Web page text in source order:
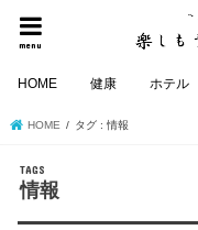
menu
HOME 健康 ホテル
HOME タグ : 情報
情報